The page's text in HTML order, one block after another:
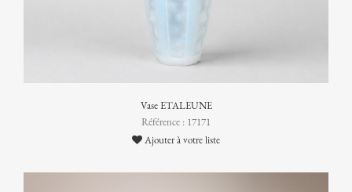
Vase ETALEUNE
Référence : 17171
Ajouter à votre liste